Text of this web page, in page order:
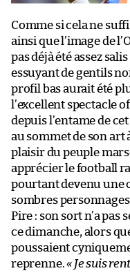
Comme si cela ne
ainsi que l’image de
pas déjà été assez
essuyant de gentils
profil bas aurait été
l’excellent spectacle
depuis l’entame de
au sommet de son art
plaisir du peuple
apprécier le football
pourtant devenu une
sombres
Pire : son sort n’a
ce dimanche, alors
poussaient
reprenne.« Je suis